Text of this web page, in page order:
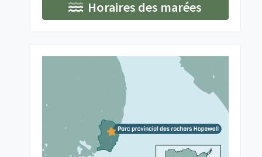
Horaires des marées